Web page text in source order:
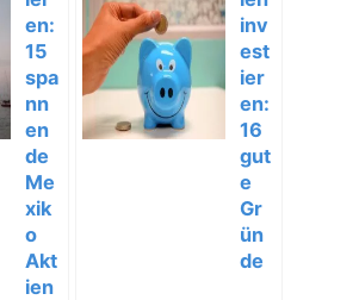
en:
15
spa
nn
en
de
Me
xik
o
Akt
ien
inv
est
ier
en:
16
gut
e
Gr
ün
de